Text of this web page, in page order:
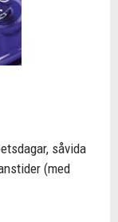
såvida
(med